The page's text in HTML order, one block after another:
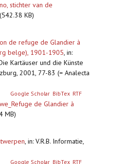
stichter van de
(542.38 KB)
de refuge de Glandier à
belge), 1901-1905, in:
Kartäuser und die Künste
2001, 77-83 (= Analecta
Google Scholar BibTex RTF
de Glandier à
MB)
, in: V.R.B. Informatie,
Google Scholar BibTex RTF